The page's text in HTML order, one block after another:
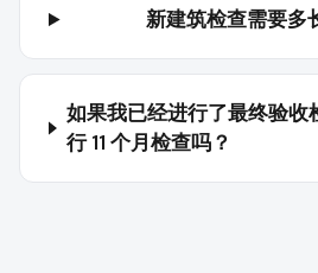
新建筑检查需要多
如果我已经进行了最终验收
行 11 个月检查吗？